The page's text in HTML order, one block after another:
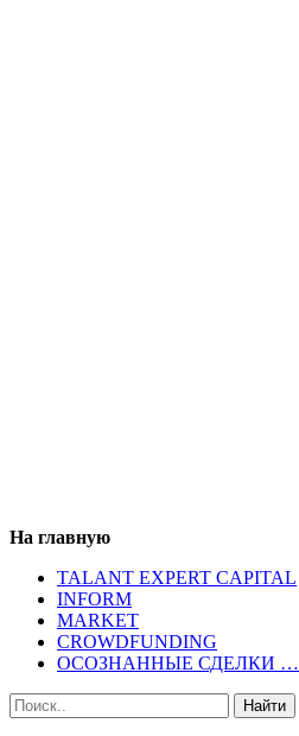
На главную
TALANT EXPERT CAPITAL
INFORM
MARKET
CROWDFUNDING
ОСОЗНАННЫЕ СДЕЛКИ …